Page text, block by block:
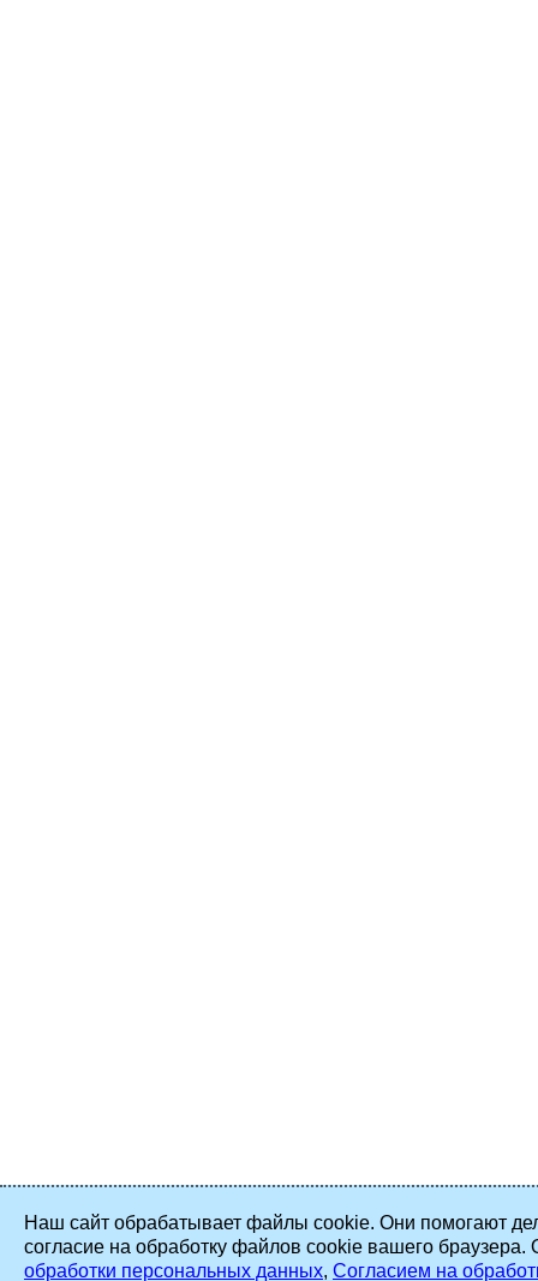
Наш сайт обрабатывает файлы cookie. Они помогают
согласие на обработку файлов cookie вашего
обработки персональных данных, Согласием на